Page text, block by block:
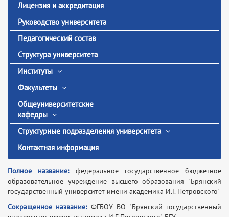
Лицензия и аккредитация
Руководство университета
Педагогический состав
Структура университета
Институты
Факультеты
Общеуниверситетские
кафедры
Структурные подразделения университета
Контактная информация
Полное название:федеральное государственное бюджетное
образовательное учреждение высшего образования "Брянский
государственный университет имени академика И.Г. Петровского"
Сокращенное название:ФГБОУ ВО "Брянский государственный